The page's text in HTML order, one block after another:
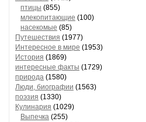
птицы (855)
млекопитающие (100)
насекомые (85)
Путешествия (1977)
Интересное в мире (1953)
История (1869)
интересные факты (1729)
природа (1580)
Люди, биографии (1563)
поэзия (1330)
Кулинария (1029)
Выпечка (255)